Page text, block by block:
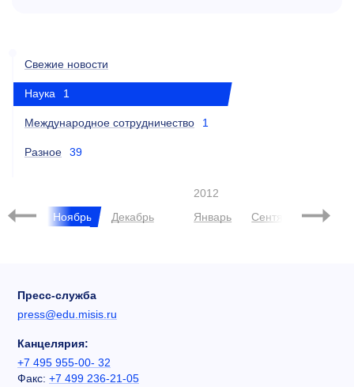
Свежие новости
Наука 1
Международное сотрудничество 1
Разное 39
Ноябрь Декабрь
2012
Январь
Сентябрь
Пресс-служба
press@edu.misis.ru
Канцелярия:
+7 495 955-00- 32
Факс: +7 499 236-21-05